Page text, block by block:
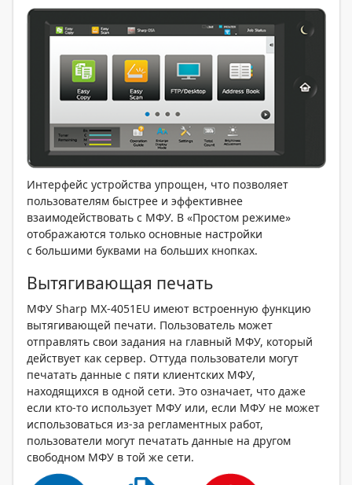
Интерфейс устройства упрощен, что позволяет
пользователям быстрее и эффективнее
взаимодействовать с МФУ. В «Простом режиме»
отображаются только основные настройки
с большими буквами на больших кнопках.
Вытягивающая печать
МФУ Sharp MX-4051EU имеют встроенную функцию
вытягивающей печати. Пользователь может
отправлять свои задания на главный МФУ, который
действует как сервер. Оттуда пользователи могут
печатать данные с пяти клиентских МФУ,
находящихся в одной сети. Это означает, что даже
если кто-то использует МФУ или, если МФУ не может
использоваться из-за регламентных работ,
пользователи могут печатать данные на другом
свободном МФУ в той же сети.